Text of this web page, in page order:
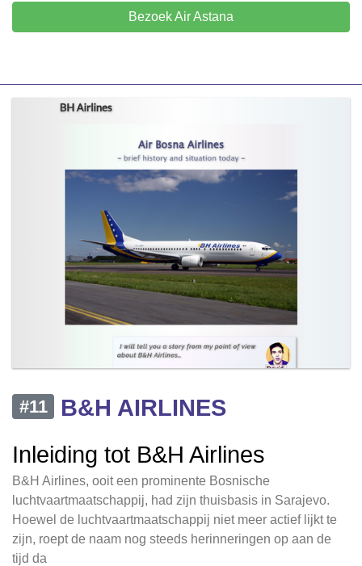
Bezoek Air Astana
#11
B&H AIRLINES
Inleiding tot B&H Airlines
B&H Airlines, ooit een prominente Bosnische
luchtvaartmaatschappij, had zijn thuisbasis in Sarajevo.
Hoewel de luchtvaartmaatschappij niet meer actief lijkt te
zijn, roept de naam nog steeds herinneringen op aan de
tijd da